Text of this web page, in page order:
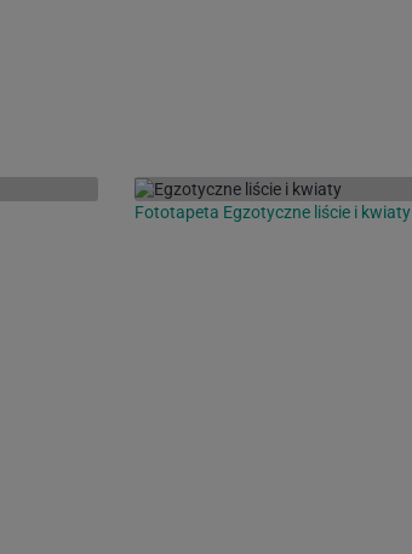
Fototapeta Egzotyczne liście i kwiaty